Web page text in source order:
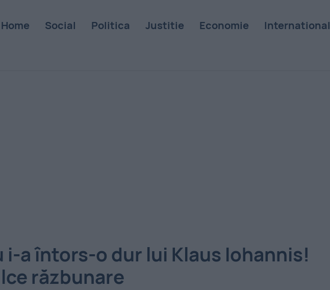
Home Social Politica Justitie Economie International
i-a întors-o dur lui Klaus Iohannis!
răzbunare